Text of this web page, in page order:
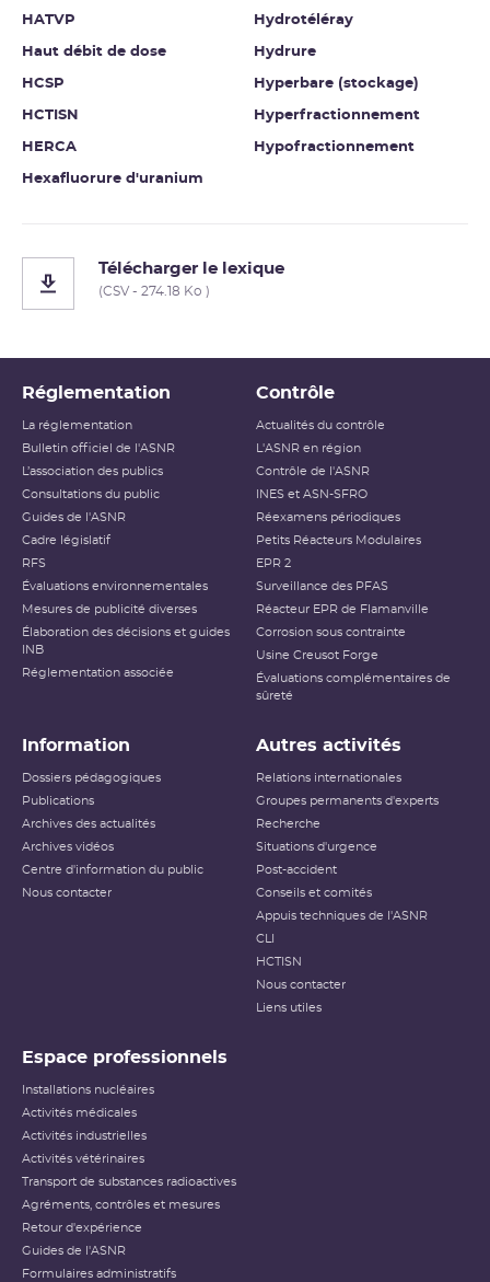
HATVP
Haut débit de dose
HCSP
HCTISN
HERCA
Hexafluorure d'uranium
Hydrotéléray
Hydrure
Hyperbare (stockage)
Hyperfractionnement
Hypofractionnement
Télécharger le lexique
(CSV - 274.18 Ko )
Réglementation
La réglementation
Bulletin officiel de l'ASNR
L’association des publics
Consultations du public
Guides de l'ASNR
Cadre législatif
RFS
Évaluations environnementales
Mesures de publicité diverses
Élaboration des décisions et guides
INB
Réglementation associée
Contrôle
Actualités du contrôle
L'ASNR en région
Contrôle de l'ASNR
INES et ASN-SFRO
Réexamens périodiques
Petits Réacteurs Modulaires
EPR 2
Surveillance des PFAS
Réacteur EPR de Flamanville
Corrosion sous contrainte
Usine Creusot Forge
Évaluations complémentaires de
sûreté
Information
Dossiers pédagogiques
Publications
Archives des actualités
Archives vidéos
Centre d'information du public
Nous contacter
Autres activités
Relations internationales
Groupes permanents d'experts
Recherche
Situations d'urgence
Post-accident
Conseils et comités
Appuis techniques de l'ASNR
CLI
HCTISN
Nous contacter
Liens utiles
Espace professionnels
Installations nucléaires
Activités médicales
Activités industrielles
Activités vétérinaires
Transport de substances radioactives
Agréments, contrôles et mesures
Retour d'expérience
Guides de l'ASNR
Formulaires administratifs